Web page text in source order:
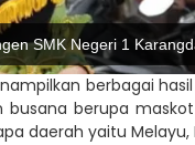
SMK Negeri 1
berbagai
berupa
daerah yaitu Melayu,